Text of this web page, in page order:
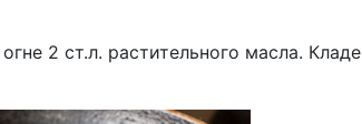
2 ст.л. растительного масла.